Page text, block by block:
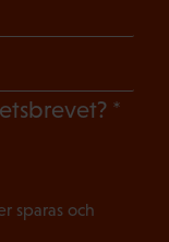
sparas och